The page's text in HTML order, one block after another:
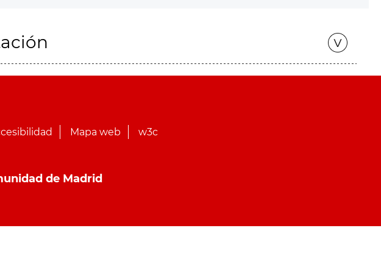
Mapa web w3c
de Madrid